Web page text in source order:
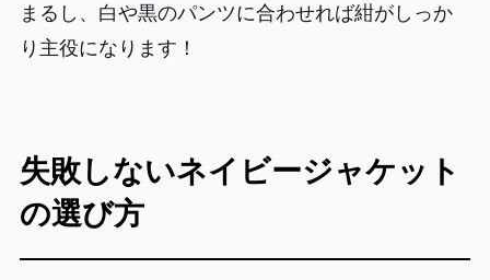
まるし、白や黒のパンツに合わせれば紺がしっか
り主役になります！
失敗しないネイビージャケット
の選び方